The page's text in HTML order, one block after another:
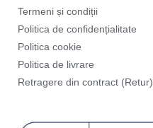
Termeni și condiții
Politica de confidențialitate
Politica cookie
Politica de livrare
Retragere din contract (Retur)